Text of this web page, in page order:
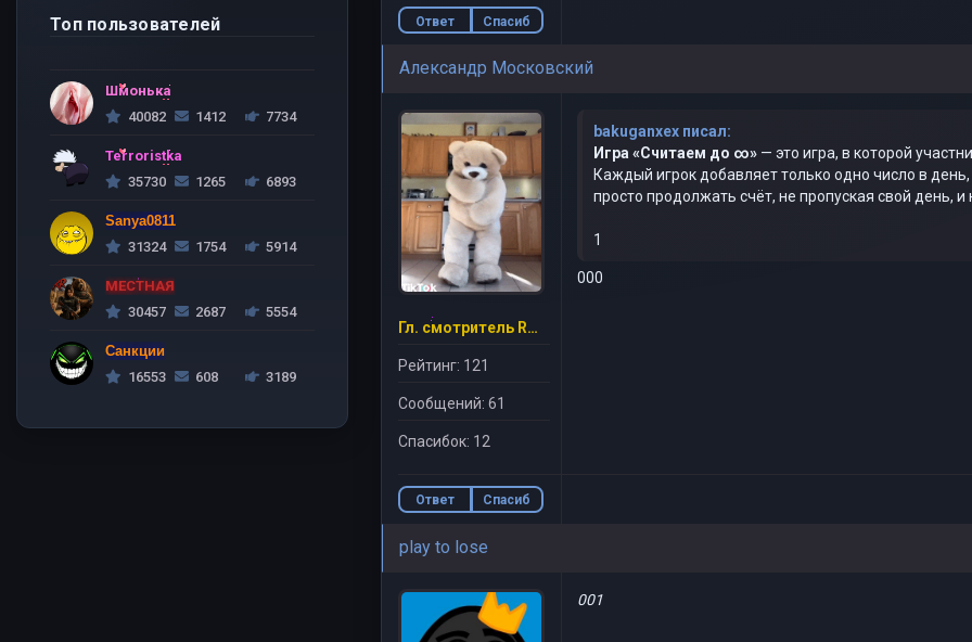
Ответ
Спасиб
Александр Московский
Гл. смотритель RR-GAME
Рейтинг: 121
Сообщений: 61
Спасибок: 12
bakuganxex писал:
Игра «Считаем до ∞» — это игра, в которой
Каждый игрок добавляет только одно число в
просто продолжать счёт, не пропуская свой день, и
1
000
Ответ
Спасиб
play to lose
001
Топ пользователей
Шмонька
40082
1412 7734
Terroristka
35730
1265 6893
Sanya0811
31324
1754 5914
МЕСТНАЯ
30457
2687 5554
Санкции
16553
608 3189